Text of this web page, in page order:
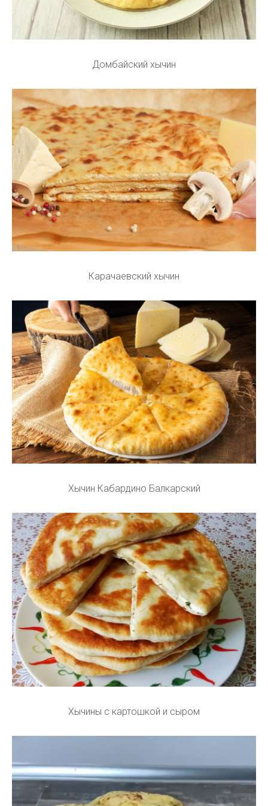
Домбайский хычин
Карачаевский хычин
Хычин Кабардино Балкарский
Хычины с картошкой и сыром